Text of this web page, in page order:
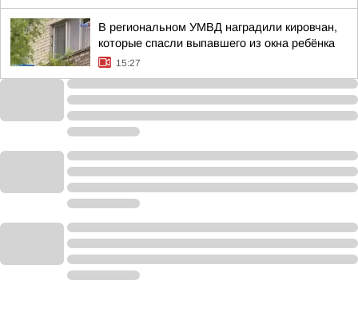
В региональном УМВД наградили кировчан,
которые спасли выпавшего из окна ребёнка
15:27